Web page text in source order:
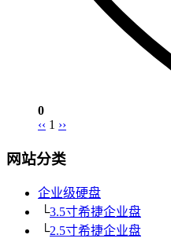
0
‹‹ 1 ››
网站分类
企业级硬盘
└3.5寸希捷企业盘
└2.5寸希捷企业盘